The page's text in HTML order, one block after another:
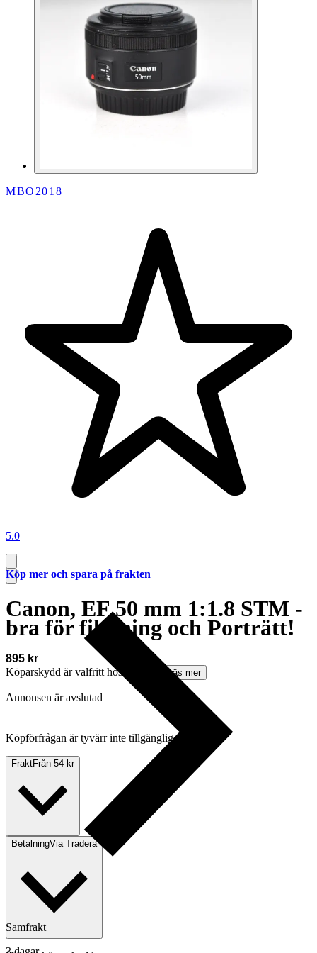
MBO2018
5.0
Canon, EF 50 mm 1:1.8 STM -
bra för filmning och Porträtt!
895 kr
Köparskydd är valfritt hos företag.
Läs mer
Annonsen är avslutad
Köpförfrågan är tyvärr inte tillgänglig.
FraktFrån 54 kr
BetalningVia Tradera
Köp mer och spara på frakten
Samfrakt